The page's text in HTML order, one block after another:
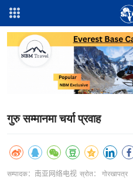
गुरु सम्मानमा चर्या प्रवाह
सम्पादक：南亚网络电视 स्रोत： गोरखापत्र